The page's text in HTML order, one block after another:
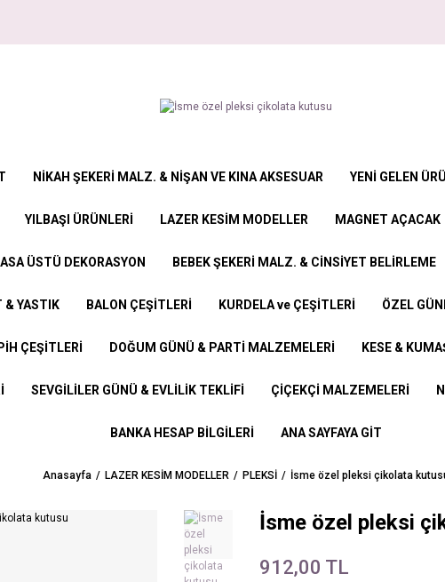
NİKAH ŞEKERİ MALZ. & NİŞAN VE KINA AKSESUAR YENİ GELEN
YILBAŞI ÜRÜNLERİ LAZER KESİM MODELLER MAGNET AÇACAK
ÜSTÜ DEKORASYON BEBEK ŞEKERİ MALZ. & CİNSİYET BELİRLEME
& YASTIK BALON ÇEŞİTLERİ KURDELA ve ÇEŞİTLERİ ÖZEL
ÇEŞİTLERİ DOĞUM GÜNÜ & PARTİ MALZEMELERİ KESE &
SEVGİLİLER GÜNÜ & EVLİLİK TEKLİFİ ÇİÇEKÇİ MALZEMELERİ
BANKA HESAP BİLGİLERİ ANA SAYFAYA GİT
Anasayfa LAZER KESİM MODELLER PLEKSİ İsme özel pleksi çikolata
İsme özel pleksi
912,00 TL